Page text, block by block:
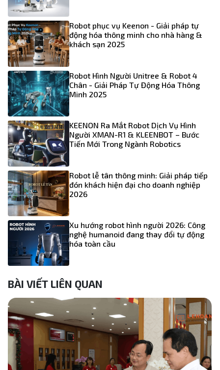
Robot phục vụ Keenon - Giải pháp tự
động hóa thông minh cho nhà hàng &
khách sạn 2025
Robot Hình Người Unitree & Robot 4
Chân - Giải Pháp Tự Động Hóa Thông
Minh 2025
KEENON Ra Mắt Robot Dịch Vụ Hình
Người XMAN-R1 & KLEENBOT – Bước
Tiến Mới Trong Ngành Robotics
Robot lễ tân thông minh: Giải pháp tiếp
đón khách hiện đại cho doanh nghiệp
2026
Xu hướng robot hình người 2026: Công
nghệ humanoid đang thay đổi tự động
hóa toàn cầu
BÀI VIẾT LIÊN QUAN